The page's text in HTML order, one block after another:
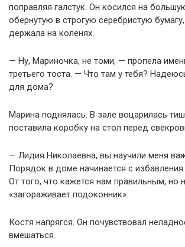
поправляя галстук. Он косился на
обернутую в строгую серебристую
держала на коленях.
— Ну, Мариночка, не томи, — пропела
третьего тоста. — Что там у тебя?
для дома?
Марина поднялась. В зале воцарилась
поставила коробку на стол перед
— Лидия Николаевна, вы научили меня
Порядок в доме начинается с избавления
От того, что кажется нам правильным, но
«загораживает подоконник».
Костя напрягся. Он почувствовал
вмешаться.